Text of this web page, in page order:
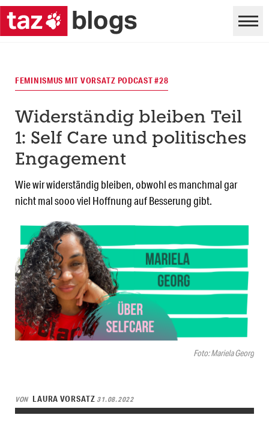
Foto: Mariela Georg
FEMINISMUS MIT VORSATZ PODCAST #28
Widerständig bleiben Teil
1: Self Care und politisches
Engagement
Wie wir widerständig bleiben, obwohl es manchmal gar
nicht mal sooo viel Hoffnung auf Besserung gibt.
VON LAURA VORSATZ 31.08.2022